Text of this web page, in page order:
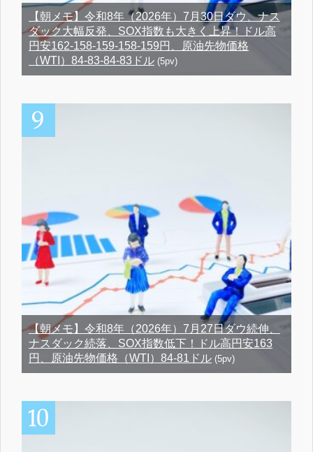
【朝メモ】令和8年（2026年）7月30日ダウ、ナス
ダック大幅反発、SOX指数も大きく上昇！ドル高
円安162-158-159-158-159円、原油先物価格
（WTI）84-83-84-83ドル (5pv)
【朝メモ】令和8年（2026年）7月27日ダウ続伸、
ナスダック続落、SOX指数低下！ドル高円安163
円、原油先物価格（WTI）84-81ドル (5pv)